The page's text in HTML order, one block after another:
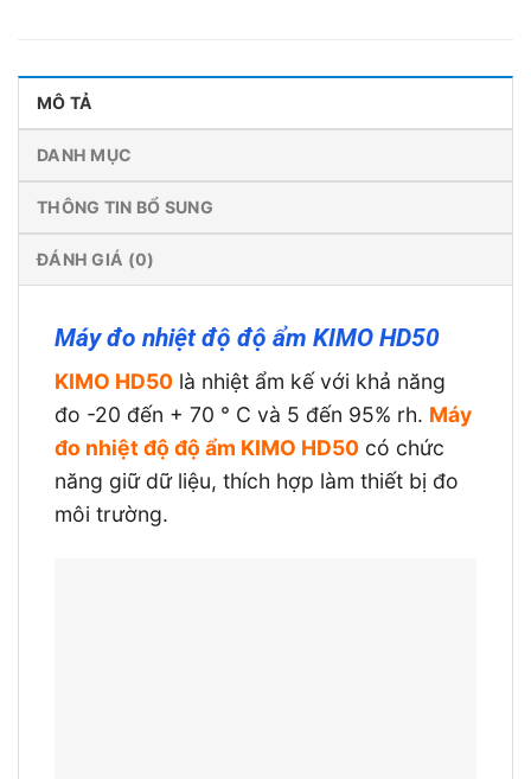
MÔ TẢ
DANH MỤC
THÔNG TIN BỔ SUNG
ĐÁNH GIÁ (0)
Máy đo nhiệt độ độ ẩm KIMO HD50
KIMO HD50 là nhiệt ẩm kế với khả năng
đo -20 đến + 70 ° C và 5 đến 95% rh. Máy
đo nhiệt độ độ ẩm KIMO HD50 có chức
năng giữ dữ liệu, thích hợp làm thiết bị đo
môi trường.